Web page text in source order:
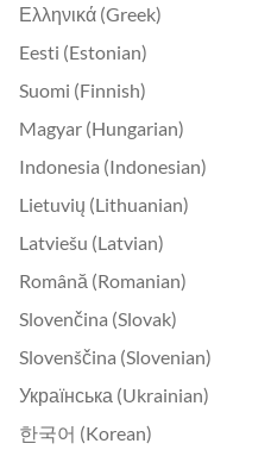
Ελληνικά (Greek)
Eesti (Estonian)
Suomi (Finnish)
Magyar (Hungarian)
Indonesia (Indonesian)
Lietuvių (Lithuanian)
Latviešu (Latvian)
Română (Romanian)
Slovenčina (Slovak)
Slovenščina (Slovenian)
Українська (Ukrainian)
한국어 (Korean)